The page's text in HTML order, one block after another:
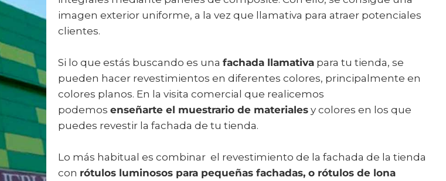
imagen exterior uniforme, a la vez que llamativa para atraer potenciales
clientes.
Si lo que estás buscando es una fachada llamativa para tu tienda, se
pueden hacer revestimientos en diferentes colores, principalmente en
colores planos. En la visita comercial que realicemos
podemos enseñarte el muestrario de materiales y colores en los que
puedes revestir la fachada de tu tienda.
Lo más habitual es combinar el revestimiento de la fachada de la tienda
con rótulos luminosos para pequeñas fachadas, o rótulos de lona